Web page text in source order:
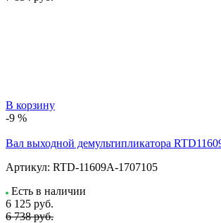
В корзину
-9 %
Вал выходной демультипликатора
Артикул: RTD-11609A-1707105
Есть в наличии
6 125 руб.
6 738 руб.